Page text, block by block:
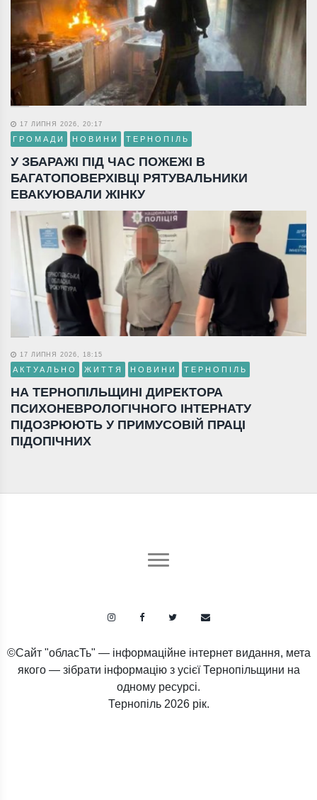
17 ЛИПНЯ 2026, 20:17
ГРОМАДИ НОВИНИ ТЕРНОПІЛЬ
У ЗБАРАЖІ ПІД ЧАС ПОЖЕЖІ В
БАГАТОПОВЕРХІВЦІ РЯТУВАЛЬНИКИ
ЕВАКУЮВАЛИ ЖІНКУ
17 ЛИПНЯ 2026, 18:15
АКТУАЛЬНО ЖИТТЯ НОВИНИ ТЕРНОПІЛЬ
НА ТЕРНОПІЛЬЩИНІ ДИРЕКТОРА
ПСИХОНЕВРОЛОГІЧНОГО ІНТЕРНАТУ
ПІДОЗРЮЮТЬ У ПРИМУСОВІЙ ПРАЦІ
ПІДОПІЧНИХ
©Сайт "обласТь" — інформаційне інтернет видання, мета
якого — зібрати інформацію з усієї Тернопільщини на
одному ресурсі.
Тернопіль 2026 рік.